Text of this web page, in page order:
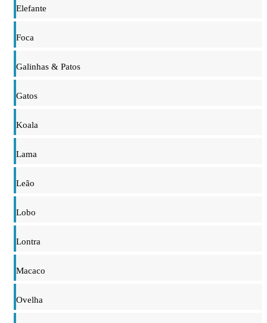
Elefante
Foca
Galinhas & Patos
Gatos
Koala
Lama
Leão
Lobo
Lontra
Macaco
Ovelha